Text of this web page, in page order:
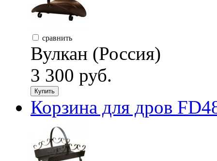
сравнить
Вулкан (Россия)
3 300 руб.
Купить
Корзина для дров